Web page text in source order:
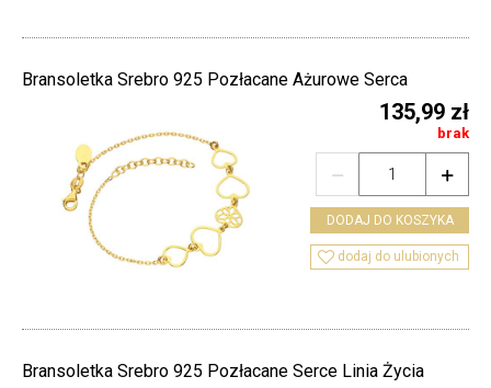
Bransoletka Srebro 925 Pozłacane Ażurowe Serca
135,99 zł
brak


DODAJ DO KOSZYKA
 dodaj do ulubionych
Bransoletka Srebro 925 Pozłacane Serce Linia Życia